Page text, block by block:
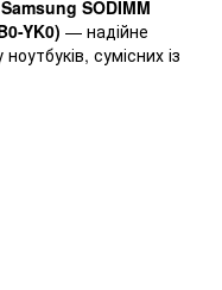
SODIMM
YK0) — надійне
сумісних із